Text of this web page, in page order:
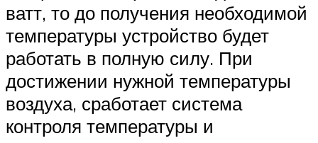
ватт, то до получения необходимой
температуры устройство будет
работать в полную силу. При
достижении нужной температуры
воздуха, сработает система
контроля температуры и